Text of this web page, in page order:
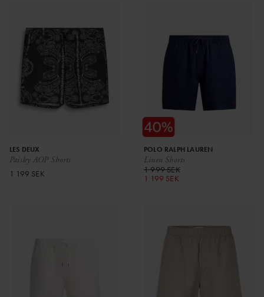
Paisley AOP Shorts
LES DEUX
1 199 SEK
Linen Shorts
POLO RALPH LAUREN
1 999 SEK
1 199 SEK